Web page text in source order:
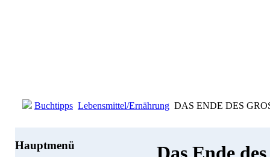
Buchtipps Lebensmittel/Ernährung DAS ENDE DES
Hauptmenü